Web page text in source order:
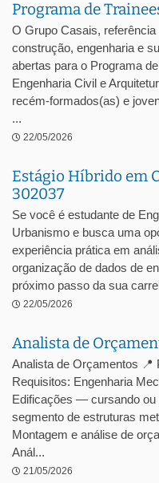
Programa de
O Grupo Casais,
construção, engenharia e
abertas para o Programa
Engenharia Civil e
recém-formados(as) e
...
22/05/2026
Estágio Híbrido em
302037
Se você é estudante de
Urbanismo e busca uma
experiência prática em
organização de dados de
próximo passo da sua
22/05/2026
Analista de
Analista de Orçamentos
Requisitos: Engenharia
Edificações — cursando ou
segmento de estruturas
Montagem e análise de
Anál...
21/05/2026